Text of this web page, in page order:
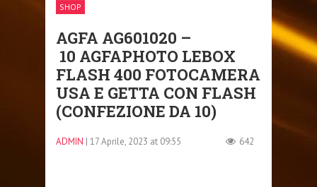
SHOP
AGFA AG601020 –
10 AGFAPHOTO LEBOX
FLASH 400 FOTOCAMERA
USA E GETTA CON FLASH
(CONFEZIONE DA 10)
ADMIN | 17 Aprile, 2023 at 09:55 642